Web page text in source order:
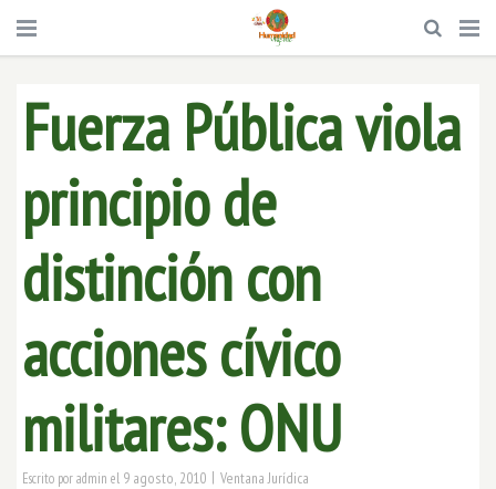
Fuerza Pública viola
principio de
distinción con
acciones cívico
militares: ONU
Escrito poradmin el 9 agosto, 2010 | Ventana Jurídica